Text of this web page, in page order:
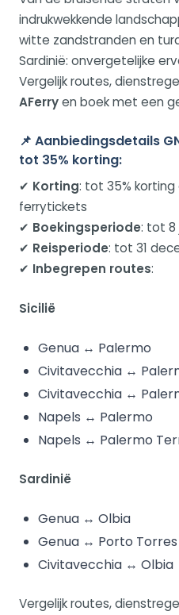
indrukwekkende
witte zandstranden en
Sardinië: onvergetelijke
Vergelijk routes,
AFerryen boek met een
📌 Aanbiedingsdetails
tot 35% korting:
✔ Korting: tot 35%
ferrytickets
✔ Boekingsperiode: tot 8
✔ Reisperiode: tot 31
✔ Inbegrepen routes:
Sicilië
Genua ↔ Palermo
Civitavecchia ↔
Civitavecchia ↔
Napels ↔ Palermo
Napels ↔ Palermo
Sardinië
Genua ↔ Olbia
Genua ↔ Porto Torres
Civitavecchia ↔ Olbia
Vergelijk routes,